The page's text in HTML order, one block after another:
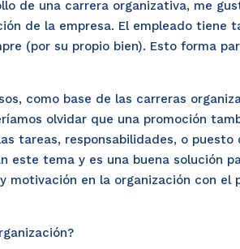
de una carrera organizativa, me
de la empresa. El empleado tiene
(por su propio bien). Esto forma
como base de las carreras
olvidar que una promoción
tareas, responsabilidades, o puesto
este tema y es una buena solución
motivación en la organización con el